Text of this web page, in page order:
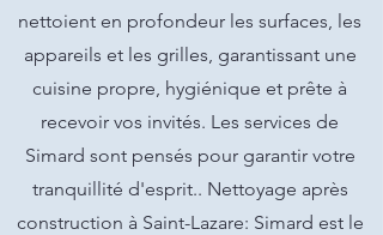
nettoient en profondeur les surfaces, les
appareils et les grilles, garantissant une
cuisine propre, hygiénique et prête à
recevoir vos invités. Les services de
Simard sont pensés pour garantir votre
tranquillité d'esprit.. Nettoyage après
construction à Saint-Lazare: Simard est le